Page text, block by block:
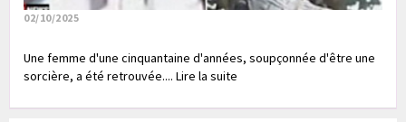
02/10/2025
Une femme d'une cinquantaine d'années, soupçonnée d'être une
sorcière, a été retrouvée.... Lire la suite